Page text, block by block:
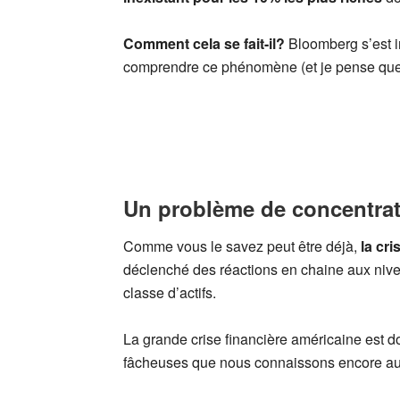
Comment cela se fait-il? Bloomberg
comprendre ce phénomène (et je pense
Un problème de
Comme vous le savez peut être déjà, la
déclenché des réactions en chaine aux
classe d’actifs.
La grande crise financière américaine est
fâcheuses que nous connaissons encore